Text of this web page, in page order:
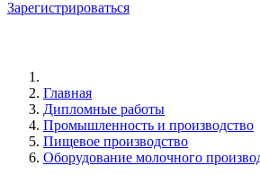
Зарегистрироваться
Главная
Дипломные работы
Промышленность и производство
Пищевое производство
Оборудование молочного